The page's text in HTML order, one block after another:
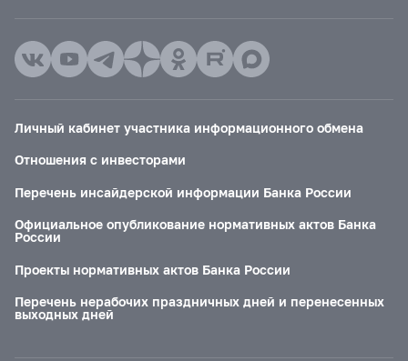
Личный кабинет участника информационного обмена
Отношения с инвесторами
Перечень инсайдерской информации Банка России
Официальное опубликование нормативных актов Банка
России
Проекты нормативных актов Банка России
Перечень нерабочих праздничных дней и перенесенных
выходных дней